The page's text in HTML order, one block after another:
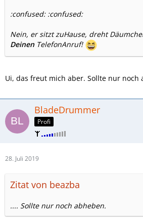
:confused: :confused:
Nein, er sitzt zuHause, dreht
Deinen TelefonAnruf!
Ui, das freut mich aber. Sollte nur noch
BladeDrummer
Profi
28. Juli 2019
Zitat von beazba
.... Sollte nur noch abheben.